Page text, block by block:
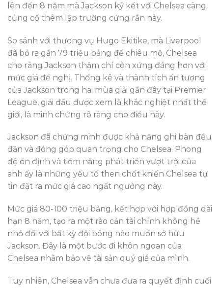
lên đến 8 năm mà Jackson ký kết với Chelsea càng
củng cố thêm lập trường cứng rắn này.
So sánh với thương vụ Hugo Ekitike, mà Liverpool
đã bỏ ra gần 79 triệu bảng để chiêu mộ, Chelsea
cho rằng Jackson thậm chí còn xứng đáng hơn với
mức giá đề nghị. Thống kê và thành tích ấn tượng
của Jackson trong hai mùa giải gần đây tại Premier
League, giải đấu được xem là khắc nghiệt nhất thế
giới, là minh chứng rõ ràng cho điều này.
Jackson đã chứng minh được khả năng ghi bàn đều
đặn và đóng góp quan trọng cho Chelsea. Phong
độ ổn định và tiềm năng phát triển vượt trội của
anh ấy là những yếu tố then chốt khiến Chelsea tự
tin đặt ra mức giá cao ngất ngưởng này.
Mức giá 80-100 triệu bảng, kết hợp với hợp đồng dài
hạn 8 năm, tạo ra một rào cản tài chính không hề
nhỏ đối với bất kỳ đội bóng nào muốn sở hữu
Jackson. Đây là một bước đi khôn ngoan của
Chelsea nhằm bảo vệ tài sản quý giá của mình.
Tuy nhiên, Chelsea vẫn chưa đưa ra quyết định cuối